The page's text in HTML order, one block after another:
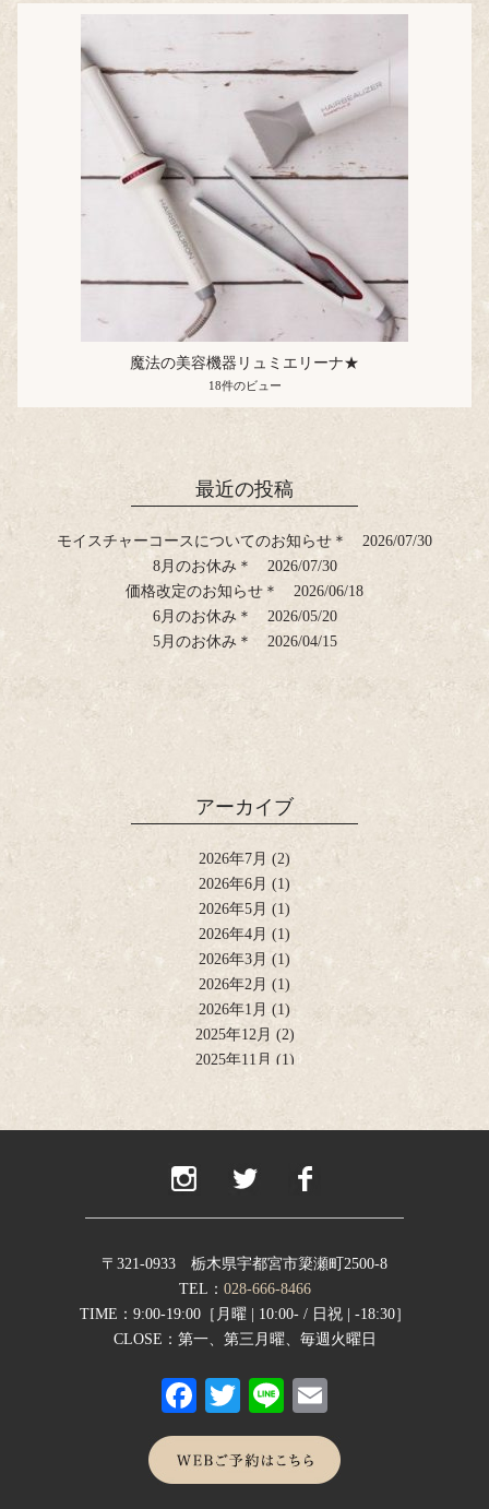
魔法の美容機器リュミエリーナ★
18件のビュー
最近の投稿
モイスチャーコースについてのお知らせ＊
2026/07/30
8月のお休み＊
2026/07/30
価格改定のお知らせ＊
2026/06/18
6月のお休み＊
2026/05/20
5月のお休み＊
2026/04/15
アーカイブ
2026年7月 (2)
2026年6月 (1)
2026年5月 (1)
2026年4月 (1)
2026年3月 (1)
2026年2月 (1)
2026年1月 (1)
2025年12月 (2)
2025年11月 (1)
2025年8月(2)
2025年4月
2024年11月(2)
2024年9月(1)
2024年8月(1)
2024年7月 (1)
2024年5月(1)
2024年4月(1)
2024年1月(1)
2023年12月(1)
2023年11月(1)
〒321-0933 栃木県宇都宮市簗瀬町2500-8
TEL： 028-666-8466
TIME：9:00-19:00［月曜 | 10:00- / 日祝 | -18:30］
CLOSE：第一、第三月曜、毎週火曜日
Fa
ce
bo
T
wi
tte
Li
ne m
ail